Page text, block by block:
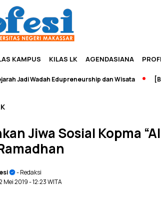
KAMPUS KILAS LK AGENDASIANA
Wadah Edupreneurship dan Wisata [Breaking
Jiwa Sosial Kopma
- Redaksi
Mei 2019- 12:23 WITA